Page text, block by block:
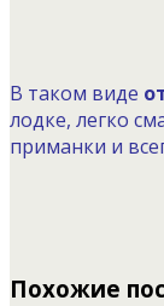
В таком виде
лодке, легко
приманки и
Похожие